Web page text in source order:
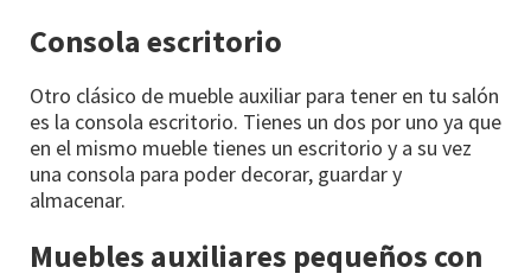
Consola escritorio
Otro clásico de mueble auxiliar para tener en tu salón
es la consola escritorio. Tienes un dos por uno ya que
en el mismo mueble tienes un escritorio y a su vez
una consola para poder decorar, guardar y
almacenar.
Muebles auxiliares pequeños con